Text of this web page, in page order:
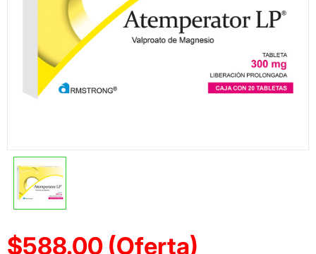
$588.00 (Oferta)